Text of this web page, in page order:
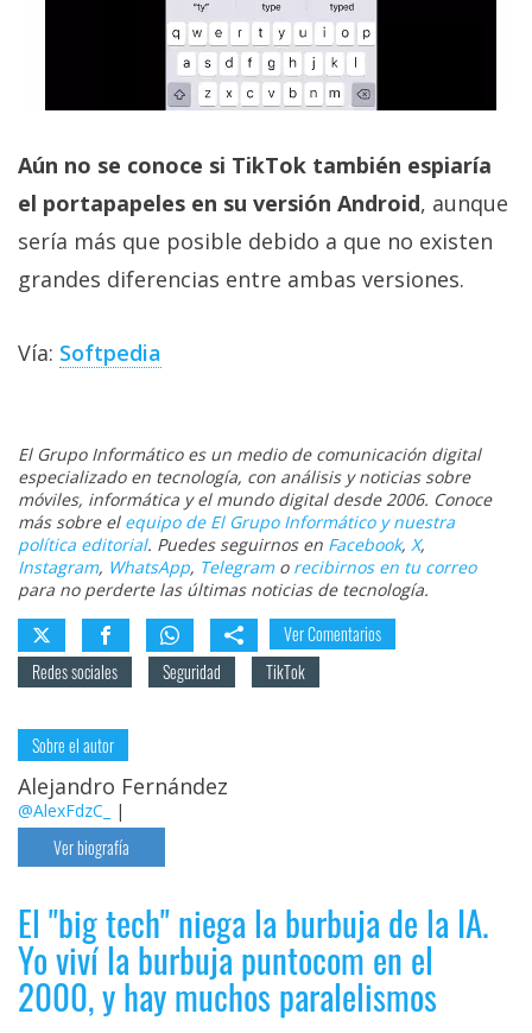
Aún no se conoce si TikTok también espiaría
el portapapeles en su versión Android, aunque
sería más que posible debido a que no existen
grandes diferencias entre ambas versiones.
Vía: Softpedia
El Grupo Informático es un medio de comunicación digital
especializado en tecnología, con análisis y noticias sobre
móviles, informática y el mundo digital desde 2006. Conoce
más sobre el equipo de El Grupo Informático y nuestra
política editorial. Puedes seguirnos en Facebook, X,
Instagram, WhatsApp, Telegramo recibirnos en tu correo
para no perderte las últimas noticias de tecnología.
Ver Comentarios
Redes sociales
Seguridad TikTok
Sobre el autor
Alejandro Fernández
@AlexFdzC_ |
Ver biografía
El "big tech" niega la burbuja de la IA.
Yo viví la burbuja puntocom en el
2000, y hay muchos paralelismos